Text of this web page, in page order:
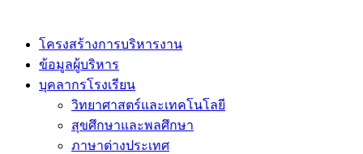
โครงสร้างการบริหารงาน
ข้อมูลผู้บริหาร
บุคลากรโรงเรียน
วิทยาศาสตร์และเทคโนโลยี
สุขศึกษาและพลศึกษา
ภาษาต่างประเทศ